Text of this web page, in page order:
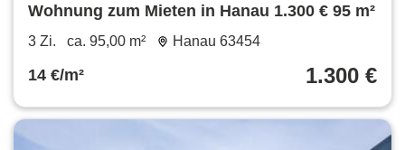
Wohnung zum Mieten in Hanau 1.300 € 95 m²
3 Zi. ca. 95,00 m² Hanau 63454
14 €/m² 1.300 €